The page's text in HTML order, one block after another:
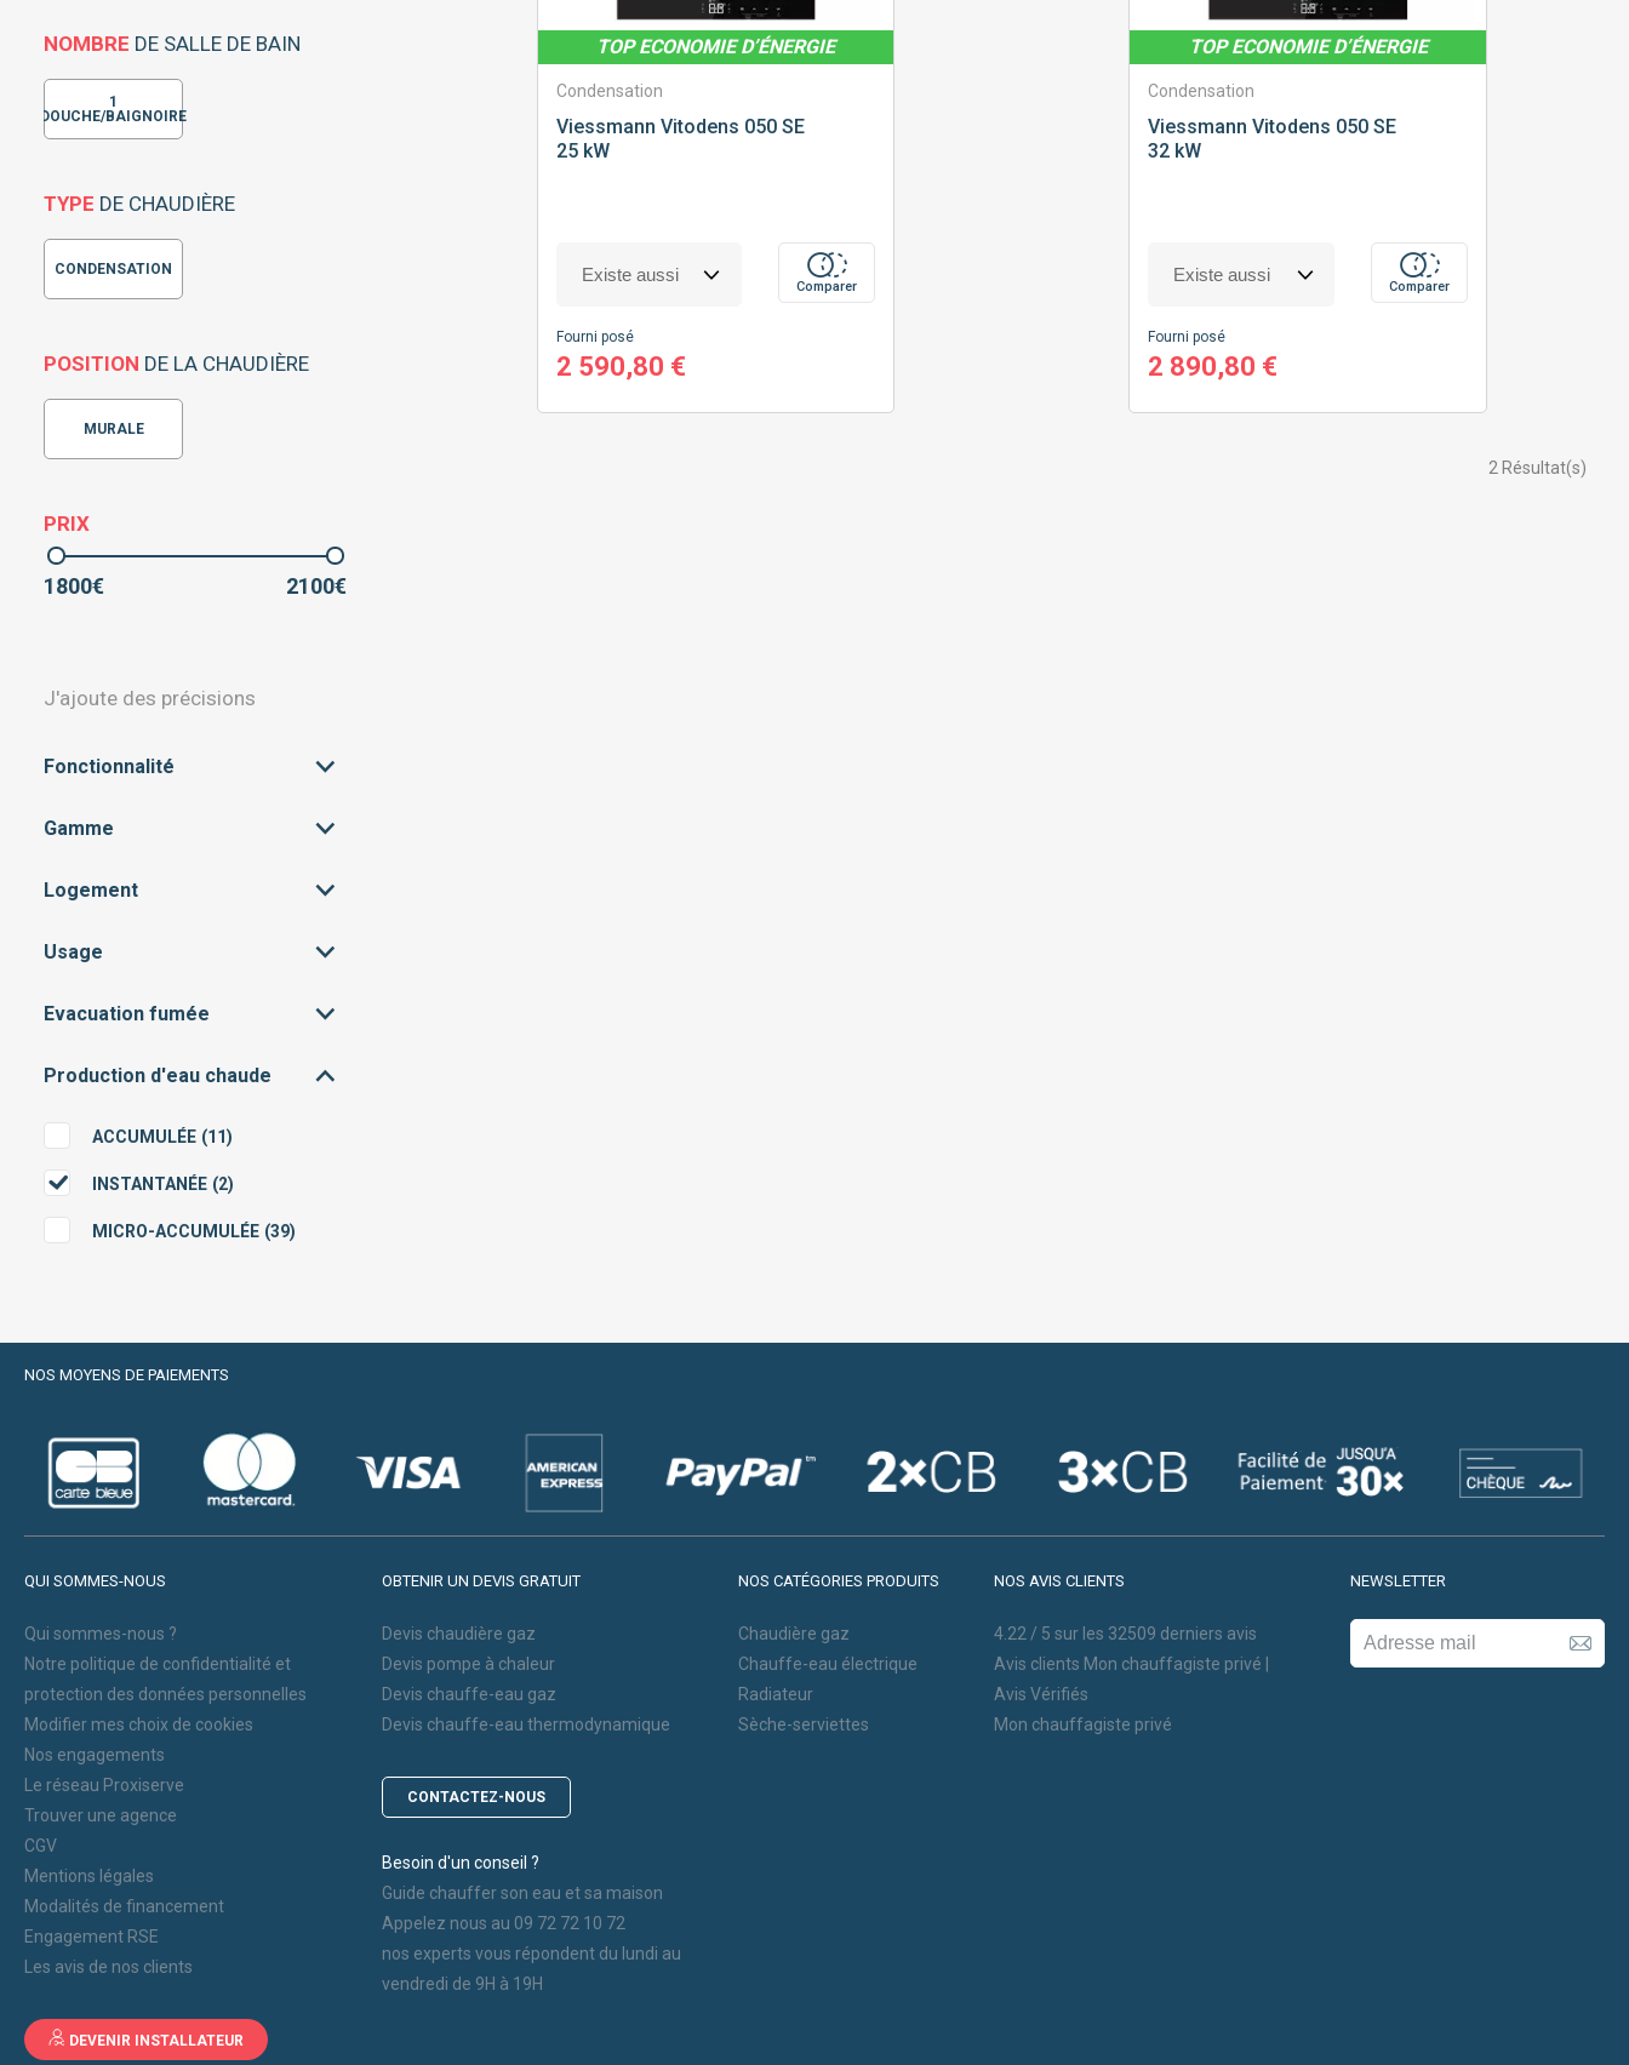
NOMBRE DE SALLE DE BAIN
1
DOUCHE/BAIGNOIRE
TYPE DE CHAUDIÈRE
CONDENSATION
POSITION DE LA CHAUDIÈRE
MURALE
PRIX
1800€ 2100€
J'ajoute des précisions
Fonctionnalité
CONNECTIVITÉ
Gamme
MILIEU DE GAMME
Logement
APPARTEMENT
Usage
CHAUFFAGE + EAU CHAUDE
SANITAIRE
(2)
Evacuation fumée
VENTOUSE (2)
Production d'eau chaude
ACCUMULÉE (11)
INSTANTANÉE (2)
MICRO-ACCUMULÉE (39)
TOP ECONOMIE D’ÉNERGIE
Condensation
Viessmann Vitodens 050 SE
25 kW
Comparer
Fourni posé
2 590,80 €
TOP ECONOMIE D’ÉNERGIE
Condensation
Viessmann Vitodens 050 SE
32 kW
Comparer
Fourni posé
2 890,80 €
2 Résultat(s)
NOS MOYENS DE PAIEMENTS
QUI SOMMES-NOUS
Qui sommes-nous ?
Notre politique de confidentialité et
protection des données personnelles
Modifier mes choix de cookies
Nos engagements
Le réseau Proxiserve
Trouver une agence
CGV
Mentions légales
Modalités de financement
Engagement RSE
Les avis de nos clients
DEVENIR INSTALLATEUR
OBTENIR UN DEVIS GRATUIT
Devis chaudière gaz
Devis pompe à chaleur
Devis chauffe-eau gaz
Devis chauffe-eau thermodynamique
CONTACTEZ-NOUS
Besoin d'un conseil ?
Guide chauffer son eau et sa maison
Appelez nous au 09 72 72 10 72
nos experts vous répondent du lundi au
vendredi de 9H à 19H
NOS CATÉGORIES PRODUITS
Chaudière gaz
Chauffe-eau électrique
Radiateur
Sèche-serviettes
NOS AVIS CLIENTS
4.22 / 5 sur les 32509 derniers avis
Avis clients Mon chauffagiste privé |
Avis Vérifiés
Mon chauffagiste privé
NEWSLETTER